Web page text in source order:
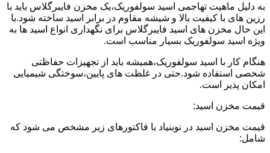
به دلیل ماهیت تهاجمی اسید سولفوریک،یک مخزن فایبرگلاس باید با
رزین های با کیفیت بالا و شیشه مقاوم در برابر اسید ساخته شود.با
این حال مخزن های اسید فایبرگلاس برای نگهداری انواع اسید ها به
ویژه اسید سولفوریک بسیار مناسب است.
هنگام کار با اسید سولفوریک،همیشه باید از تجهیزات حفاظتی
شخصی استفاده شود.حتی در غلظت های پایین،سوختگی شیمیایی
امکان پذیر است.
قیمت مخزن اسید:
قیمت مخزن اسید در نوبنیاد با فاکتورهای زیر مشخص می شود که
شامل: